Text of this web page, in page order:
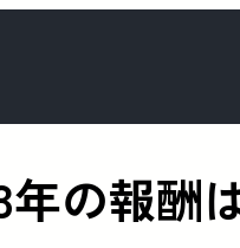
年の報酬